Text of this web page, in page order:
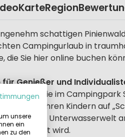
KarteRegion
schattigen
Campingurlaub in
die Sie hier online buchen
Genießer und
sind Sie im
mit Ihren Kindern auf
der Unterwasserwelt
wird.
unsere
ein
zu den